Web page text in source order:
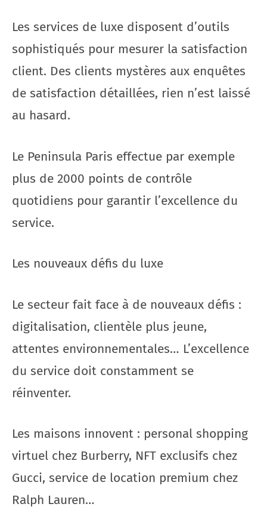
Les services de luxe disposent d’outils
sophistiqués pour mesurer la satisfaction
client. Des clients mystères aux enquêtes
de satisfaction détaillées, rien n’est laissé
au hasard.
Le Peninsula Paris effectue par exemple
plus de 2000 points de contrôle
quotidiens pour garantir l’excellence du
service.
Les nouveaux défis du luxe
Le secteur fait face à de nouveaux défis :
digitalisation, clientèle plus jeune,
attentes environnementales… L’excellence
du service doit constamment se
réinventer.
Les maisons innovent : personal shopping
virtuel chez Burberry, NFT exclusifs chez
Gucci, service de location premium chez
Ralph Lauren…